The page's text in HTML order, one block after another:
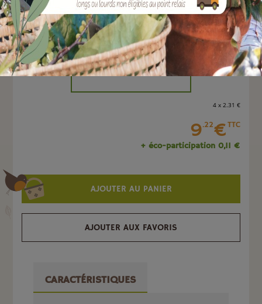
Quantité :
Unité
-
4 x 2.31 €
9.22€TTC
+ éco-participation 0,11 €
AJOUTER AU PANIER
AJOUTER AUX FAVORIS
CARACTÉRISTIQUES